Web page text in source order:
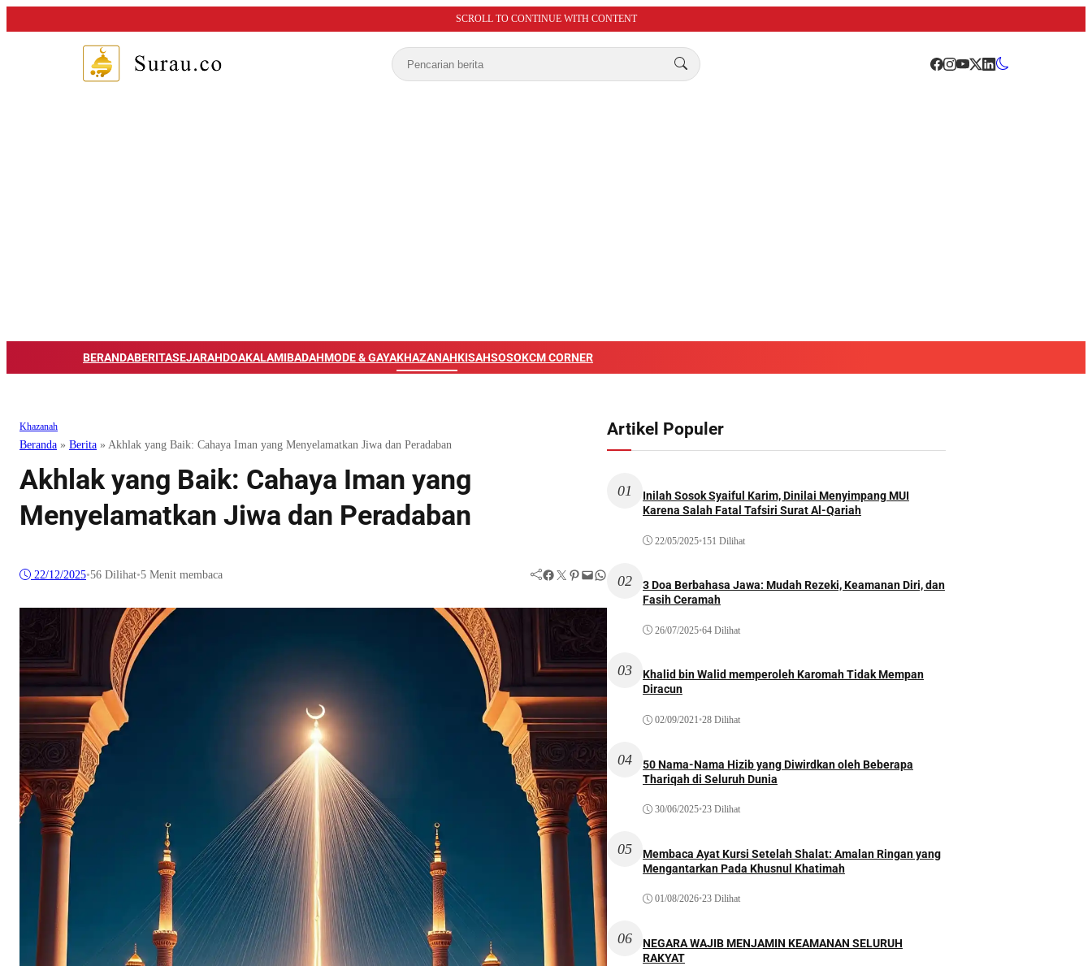
SCROLL TO CONTINUE WITH CONTENT
BERANDABERITASEJARAHDOAKALAMIBADAHMODE & GAYAKHAZANAHKISAHSOSOKCM CORNER
Khazanah
Beranda » Berita » Akhlak yang Baik: Cahaya Iman yang Menyelamatkan Jiwa dan Peradaban
Akhlak yang Baik: Cahaya Iman yang
Menyelamatkan Jiwa dan Peradaban
22/12/2025•56 Dilihat•5 Menit membaca Facebook Twitter Pinterest Mail WhatsApp
Artikel Populer
01
Inilah Sosok Syaiful Karim, Dinilai Menyimpang MUI
Karena Salah Fatal Tafsiri Surat Al-Qariah
22/05/2025•151 Dilihat
02
3 Doa Berbahasa Jawa: Mudah Rezeki, Keamanan Diri, dan
Fasih Ceramah
26/07/2025•64 Dilihat
03
Khalid bin Walid memperoleh Karomah Tidak Mempan
Diracun
02/09/2021•28 Dilihat
04
50 Nama-Nama Hizib yang Diwirdkan oleh Beberapa
Thariqah di Seluruh Dunia
30/06/2025•23 Dilihat
05
Membaca Ayat Kursi Setelah Shalat: Amalan Ringan yang
Mengantarkan Pada Khusnul Khatimah
01/08/2026•23 Dilihat
06
NEGARA WAJIB MENJAMIN KEAMANAN SELURUH
RAKYAT